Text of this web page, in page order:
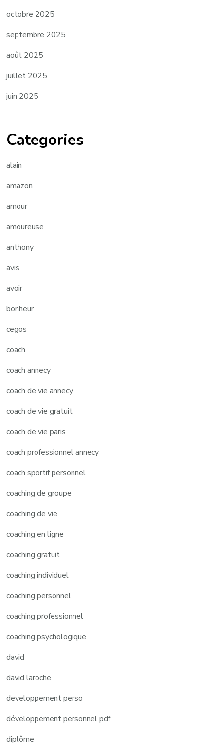
octobre 2025
septembre 2025
août 2025
juillet 2025
juin 2025
Categories
alain
amazon
amour
amoureuse
anthony
avis
avoir
bonheur
cegos
coach
coach annecy
coach de vie annecy
coach de vie gratuit
coach de vie paris
coach professionnel annecy
coach sportif personnel
coaching de groupe
coaching de vie
coaching en ligne
coaching gratuit
coaching individuel
coaching personnel
coaching professionnel
coaching psychologique
david
david laroche
developpement perso
développement personnel pdf
diplôme